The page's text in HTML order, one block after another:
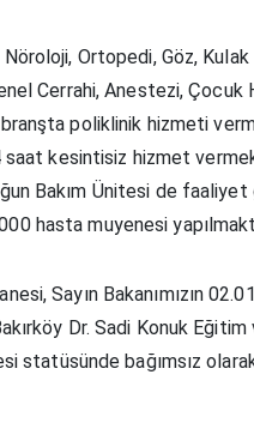
Ortopedi, Göz,
Cerrahi, Anestezi,
poliklinik hizmeti
saat kesintisiz hizmet
Bakım Ünitesi de
hasta muyenesi
Sayın Bakanımızın
Dr. Sadi Konuk
statüsünde bağımsız